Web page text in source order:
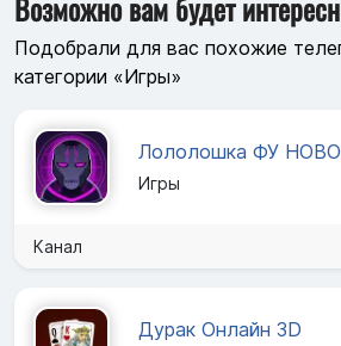
Подобрали для вас похожие
категории «Игры»
Лололошка ФУ
Игры
Канал
Дурак Онлайн 3D